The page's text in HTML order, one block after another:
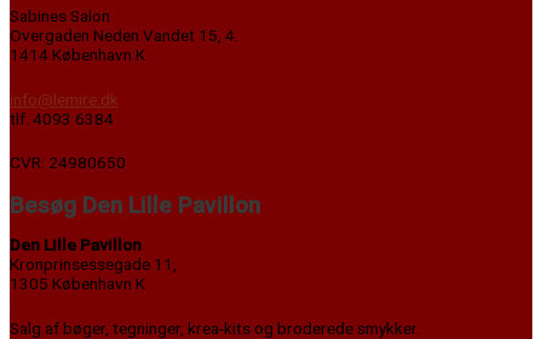
Sabines Salon
Overgaden Neden Vandet 15, 4.
1414 København K
info@lemire.dk
tlf. 4093 6384
CVR: 24980650
Besøg Den Lille Pavillon
Den Lille Pavillon
Kronprinsessegade 11,
1305 København K
Salg af bøger, tegninger, krea-kits og broderede smykker.